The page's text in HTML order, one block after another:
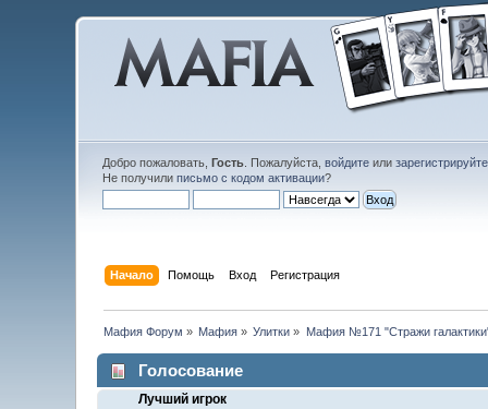
Добро пожаловать, Гость. Пожалуйста, войдитеили
Не получили письмо с кодом активации?
Начало Помощь Вход Регистрация
Мафия Форум » Мафия » Улитки » Мафия №171 "Стражи
Голосование
Лучший игрок